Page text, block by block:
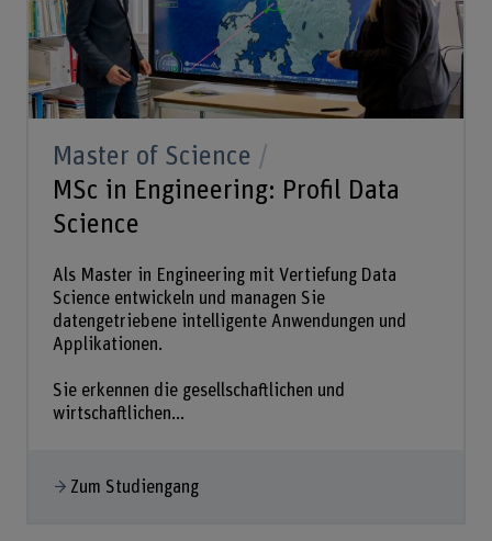
Master of Science
MSc in Engineering: Profil Data
Science
Als Master in Engineering mit Vertiefung Data
Science entwickeln und managen Sie
datengetriebene intelligente Anwendungen und
Applikationen.
Sie erkennen die gesellschaftlichen und
wirtschaftlichen...
Zum Studiengang